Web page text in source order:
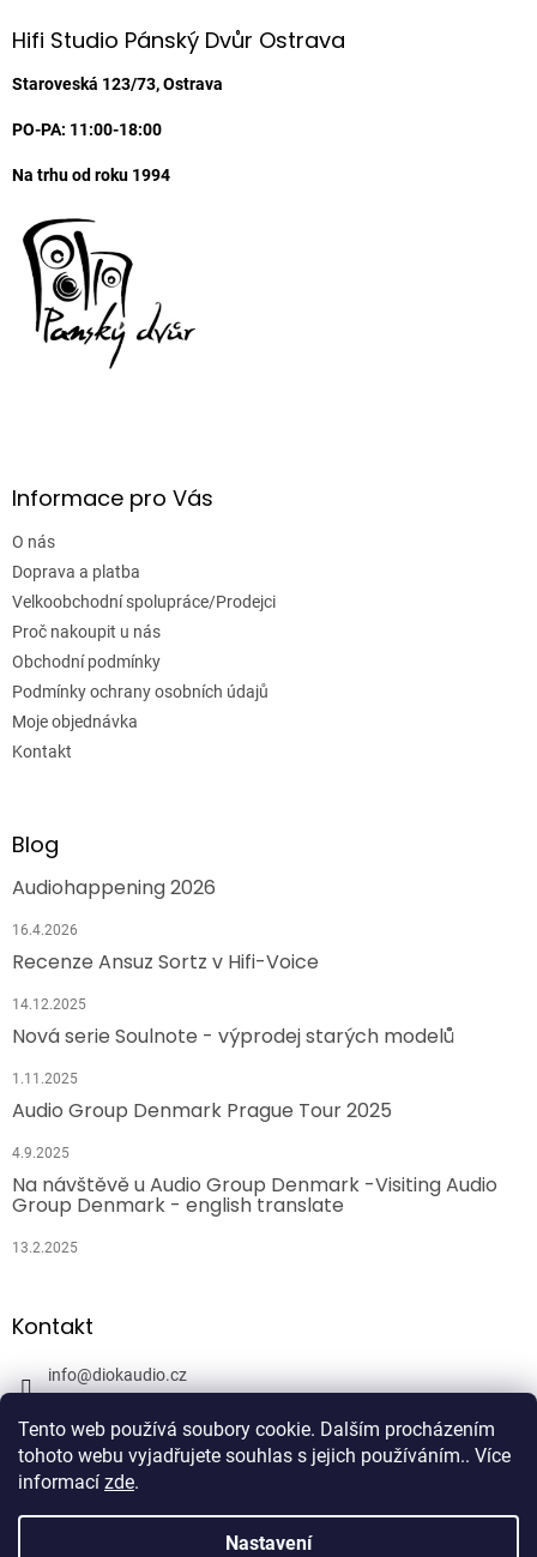
Tento web používá soubory cookie. Dalším procházením
tohoto webu vyjadřujete souhlas s jejich používáním.. Více
informací zde.
Nastavení
aHifi Studio Pánský Dvůr Ostrava
Staroveská 123/73, Ostrava
PO-PA: 11:00-18:00
Na trhu od roku 1994
Informace pro Vás
O nás
Doprava a platba
Velkoobchodní spolupráce/Prodejci
Proč nakoupit u nás
Obchodní podmínky
Podmínky ochrany osobních údajů
Moje objednávka
Kontakt
Blog
Audiohappening 2026
16.4.2026
Recenze Ansuz Sortz v Hifi-Voice
14.12.2025
Nová serie Soulnote - výprodej starých modelů
1.11.2025
Audio Group Denmark Prague Tour 2025
4.9.2025
Na návštěvě u Audio Group Denmark -Visiting Audio
Group Denmark - english translate
13.2.2025
Kontakt
info@diokaudio.cz
DiokAudio.cz - Hifi Studio Pánský Dvůr
Vytvořil Shoptet